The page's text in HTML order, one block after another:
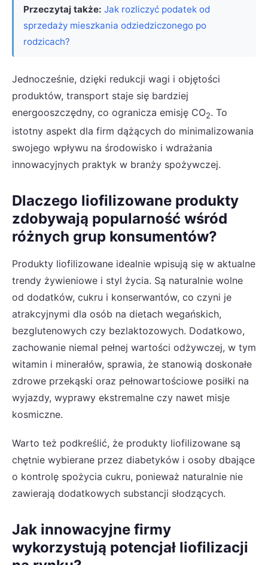
Przeczytaj także: Jak rozliczyć podatek od
sprzedaży mieszkania odziedziczonego po
rodzicach?
Jednocześnie, dzięki redukcji wagi i objętości
produktów, transport staje się bardziej
energooszczędny, co ogranicza emisję CO2. To
istotny aspekt dla firm dążących do minimalizowania
swojego wpływu na środowisko i wdrażania
innowacyjnych praktyk w branży spożywczej.
Dlaczego liofilizowane produkty
zdobywają popularność wśród
różnych grup konsumentów?
Produkty liofilizowane idealnie wpisują się w aktualne
trendy żywieniowe i styl życia. Są naturalnie wolne
od dodatków, cukru i konserwantów, co czyni je
atrakcyjnymi dla osób na dietach wegańskich,
bezglutenowych czy bezlaktozowych. Dodatkowo,
zachowanie niemal pełnej wartości odżywczej, w tym
witamin i minerałów, sprawia, że stanowią doskonałe
zdrowe przekąski oraz pełnowartościowe posiłki na
wyjazdy, wyprawy ekstremalne czy nawet misje
kosmiczne.
Warto też podkreślić, że produkty liofilizowane są
chętnie wybierane przez diabetyków i osoby dbające
o kontrolę spożycia cukru, ponieważ naturalnie nie
zawierają dodatkowych substancji słodzących.
Jak innowacyjne firmy
wykorzystują potencjał liofilizacji